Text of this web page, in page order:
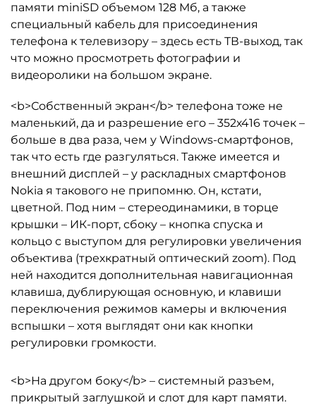
памяти miniSD объемом 128 Мб, а также
специальный кабель для присоединения
телефона к телевизору – здесь есть ТВ-выход, так
что можно просмотреть фотографии и
видеоролики на большом экране.
<b>Собственный экран</b> телефона тоже не
маленький, да и разрешение его – 352х416 точек –
больше в два раза, чем у Windows-смартфонов,
так что есть где разгуляться. Также имеется и
внешний дисплей – у раскладных смартфонов
Nokia я такового не припомню. Он, кстати,
цветной. Под ним – стереодинамики, в торце
крышки – ИК-порт, сбоку – кнопка спуска и
кольцо с выступом для регулировки увеличения
объектива (трехкратный оптический zoom). Под
ней находится дополнительная навигационная
клавиша, дублирующая основную, и клавиши
переключения режимов камеры и включения
вспышки – хотя выглядят они как кнопки
регулировки громкости.
<b>На другом боку</b> – системный разъем,
прикрытый заглушкой и слот для карт памяти.